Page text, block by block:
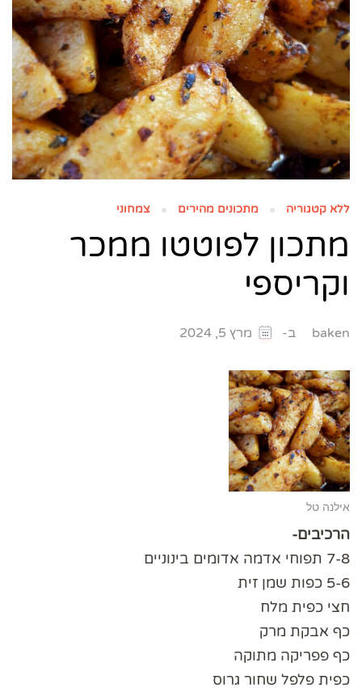
ללא קטגוריה מתכונים מהירים צמחוני
מתכון לפוטטו ממכר
וקריספי
baken ב- מרץ 5, 2024
אילנה טל
הרכיבים-
7-8 תפוחי אדמה אדומים בינוניים
5-6 כפות שמן זית
חצי כפית מלח
כף אבקת מרק
כף פפריקה מתוקה
כפית פלפל שחור גרוס